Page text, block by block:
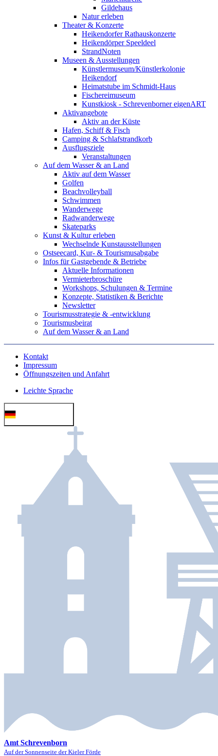
Gildehaus
Natur erleben
Theater & Konzerte
Heikendorfer Rathauskonzerte
Heikendörper Speeldeel
StrandNoten
Museen & Ausstellungen
Künstlermuseum/Künstlerkolonie
Heikendorf
Heimatstube im Schmidt-Haus
Fischereimuseum
Kunstkiosk - Schrevenborner eigenART
Aktivangebote
Aktiv an der Küste
Hafen, Schiff & Fisch
Camping & Schlafstrandkorb
Ausflugsziele
Veranstaltungen
Auf dem Wasser & an Land
Aktiv auf dem Wasser
Golfen
Beachvolleyball
Schwimmen
Wanderwege
Radwanderwege
Skateparks
Kunst & Kultur erleben
Wechselnde Kunstausstellungen
Ostseecard, Kur- & Tourismusabgabe
Infos für Gastgebende & Betriebe
Aktuelle Informationen
Vermieterbroschüre
Workshops, Schulungen & Termine
Konzepte, Statistiken & Berichte
Newsletter
Tourismusstrategie & -entwicklung
Tourismusbeirat
Auf dem Wasser & an Land
Kontakt
Impressum
Öffnungszeiten und Anfahrt
Leichte Sprache
Amt Schrevenborn
Auf der Sonnenseite der Kieler Förde